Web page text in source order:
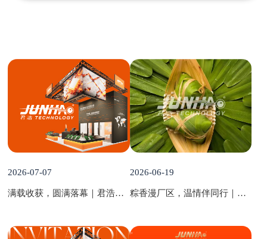
2026-07-07
满载收获，圆满落幕｜君浩电子 2026 慕尼黑上海电子展收官记
2026-06-19
粽香漫厂区，温情伴同行｜君浩电子 2026 端午暖心礼如约而至